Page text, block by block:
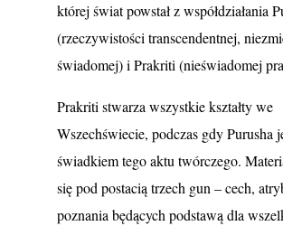
której świat powstał z współdziałania
(rzeczywistości transcendentnej,
świadomej) i Prakriti (nieświadomej
Prakriti stwarza wszystkie kształty we
Wszechświecie, podczas gdy Purusha
świadkiem tego aktu twórczego.
się pod postacią trzech gun – cech,
poznania będących podstawą dla